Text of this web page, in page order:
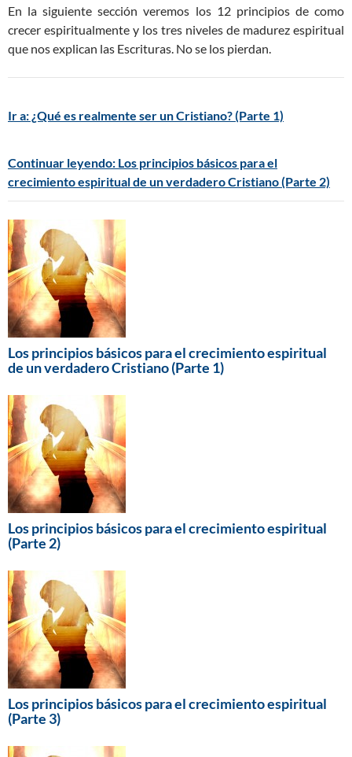
En la siguiente sección veremos los 12 principios de como
crecer espiritualmente y los tres niveles de madurez espiritual
que nos explican las Escrituras. No se los pierdan.
Ir a: ¿Qué es realmente ser un Cristiano? (Parte 1)
Continuar leyendo: Los principios básicos para el
crecimiento espiritual de un verdadero Cristiano (Parte 2)
Los principios básicos para el crecimiento espiritual
de un verdadero Cristiano (Parte 1)
Los principios básicos para el crecimiento espiritual
(Parte 2)
Los principios básicos para el crecimiento espiritual
(Parte 3)